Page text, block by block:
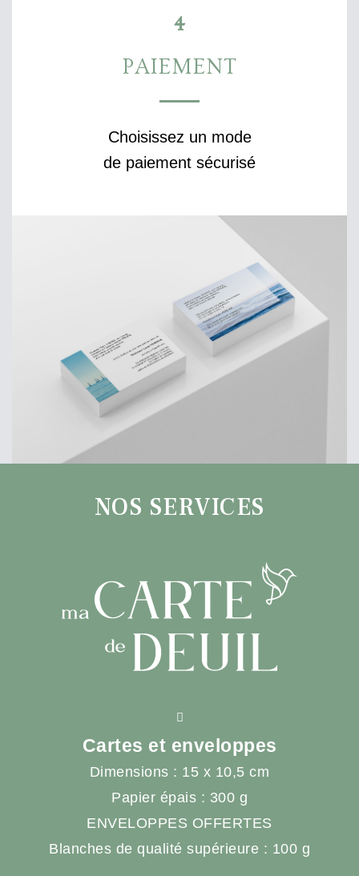
4
PAIEMENT
Choisissez un mode
de paiement sécurisé
NOS SERVICES
Cartes et enveloppes
Dimensions : 15 x 10,5 cm
Papier épais : 300 g
ENVELOPPES OFFERTES
Blanches de qualité supérieure : 100 g